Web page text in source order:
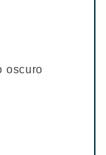
oscuro